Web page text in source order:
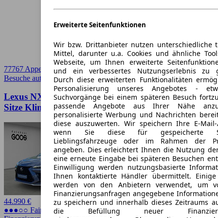
Erweiterte Seitenfunktionen
Wir bzw. Drittanbieter nutzen unterschiedliche
Mittel, darunter u.a. Cookies und ähnliche
Webseite, um Ihnen erweiterte
und ein verbessertes Nutzungserlebnis zu
Durch diese erweiterten Funktionalitäten
Personalisierung unseres Angebotes -
Suchvorgänge bei einem späteren Besuch
passende Angebote aus Ihrer Nähe
personalisierte Werbung und Nachrichten
diese auszuwerten. Wir speichern Ihre E-Mail-
wenn Sie diese für gespeicherte
Lieblingsfahrzeuge oder im Rahmen der
angeben. Dies erleichtert Ihnen die Nutzung
eine erneute Eingabe bei späteren Besuchen
Einwilligung werden nutzungsbasierte
Ihnen kontaktierte Händler übermittelt. Einige
werden von den Anbietern verwendet, um
Finanzierungsanfragen angegebene
zu speichern und innerhalb dieses Zeitraums
die Befüllung neuer
77767 Appenweier
Besuche autoscout24.de➚
Lexus NX 350h E-Four Sportpaket HUD Memory
Sitze Klimasitze Klim
44.990 €
●●●○○ Fairer Preis